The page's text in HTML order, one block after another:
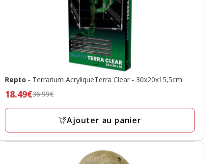
Repto - Terrarium AcryliqueTerra Clear - 30x20x15,5cm
Prix
précédent
prix
final
18.49€36.99€
Ajouter au panier